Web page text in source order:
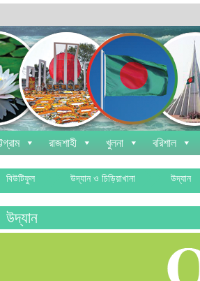
রাজশাহী খুলনা বরিশাল
বিউটিফুল উদ্যান ও চিড়িয়াখানা উদ্যান
উদ্যান